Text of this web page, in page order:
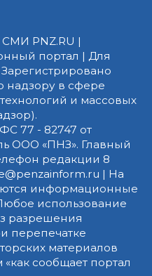
PNZ.RU |
портал | Для
надзору в сфере
и массовых
77 - 82747 от
ООО «ПНЗ». Главный
редакции 8
| На
информационные
использование
разрешения
перепечатке
материалов
сообщает портал